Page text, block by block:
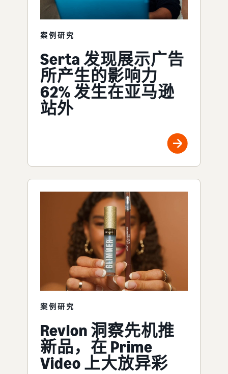
案例研究
Serta 发现展示广告
所产生的影响力
62% 发生在亚马逊
站外
案例研究
Revlon 洞察先机推
新品，在 Prime
Video 上大放异彩